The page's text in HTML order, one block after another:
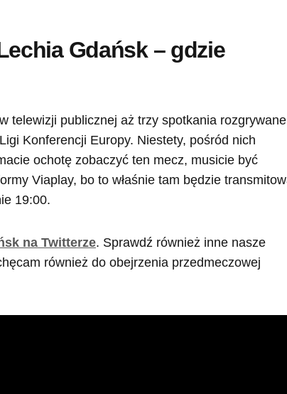
Gdańsk – gdzie
telewizji publicznej aż trzy spotkania
Konferencji Europy. Niestety, pośród nich
ochotę zobaczyć ten mecz, musicie być
Viaplay, bo to właśnie tam będzie
19:00.
na Twitterze. Sprawdź również inne nasze
również do obejrzenia przedmeczowej